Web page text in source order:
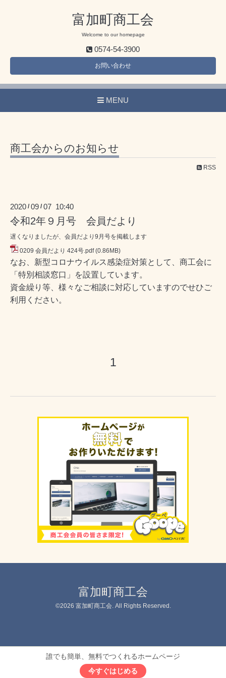
富加町商工会
Welcome to our homepage
0574-54-3900
お問い合わせ
MENU
商工会からのお知らせ
RSS
2020 /09 /07 10:40
令和2年９月号 会員だより
遅くなりましたが、会員だより9月号を掲載します
0209 会員だより 424号.pdf (0.86MB)
なお、新型コロナウイルス感染症対策として、商工会に
「特別相談窓口」を設置しています。
資金繰り等、様々なご相談に対応していますのでせひご
利用ください。
1
富加町商工会
©2026 富加町商工会. All Rights Reserved.
誰でも簡単、無料でつくれるホームページ
今すぐはじめる